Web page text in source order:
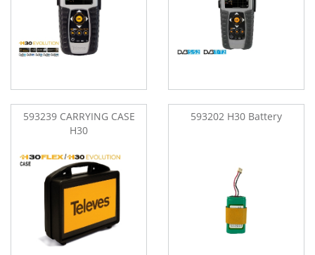
593239 CARRYING CASE
H30
593202 H30 Battery